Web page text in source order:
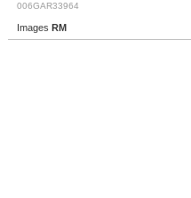
006GAR33964
Images RM